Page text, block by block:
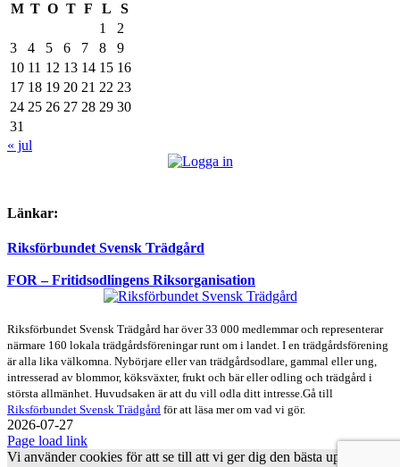
M T O T F L
S
1
2
3
4 5 6 7 8
9
10 11 12 13 14 15 16
17 18 19 20 21 22 23
24 25 26 27 28 29 30
31
« jul
Länkar:
Riksförbundet Svensk Trädgård
FOR – Fritidsodlingens Riksorganisation
Riksförbundet Svensk Trädgård har över 33 000 medlemmar och representerar
närmare 160 lokala trädgårdsföreningar runt om i landet. I en trädgårdsförening
är alla lika välkomna. Nybörjare eller van trädgårdsodlare, gammal eller ung,
intresserad av blommor, köksväxter, frukt och bär eller odling och trädgård i
största allmänhet. Huvudsaken är att du vill odla ditt intresse.Gå till
Riksförbundet Svensk Trädgård för att läsa mer om vad vi gör.
2026-07-27
Page load link
Vi använder cookies för att se till att vi ger dig den bästa upplevelsen